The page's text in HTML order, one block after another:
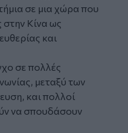
σε μια χώρα που
Κίνα ως
και
σε πολλές
μεταξύ των
και πολλοί
να σπουδάσουν